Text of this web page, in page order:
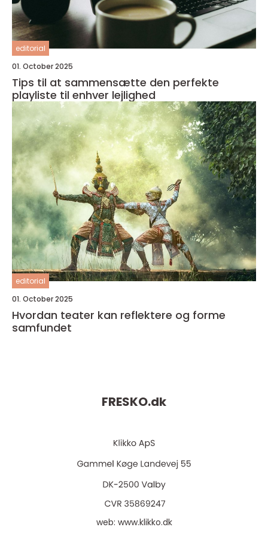
editorial
01. October 2025
Tips til at sammensætte den perfekte
playliste til enhver lejlighed
editorial
01. October 2025
Hvordan teater kan reflektere og forme
samfundet
FRESKO.dk
web: www.klikko.dk